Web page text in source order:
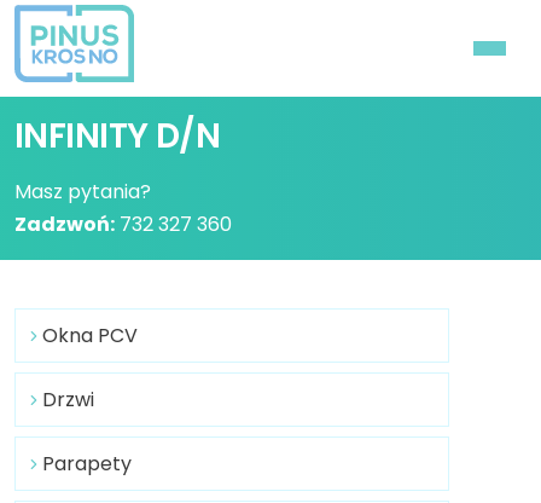
INFINITY D/N
Masz pytania?
Zadzwoń: 732 327 360
Okna PCV
Drzwi
Parapety